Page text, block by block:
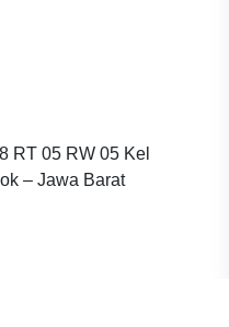
RT 05 RW 05 Kel
– Jawa Barat